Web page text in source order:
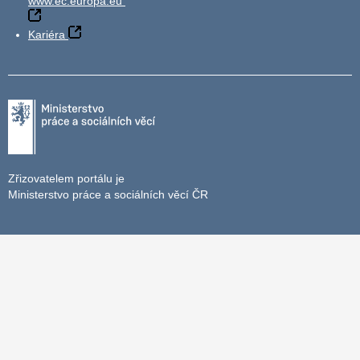
Kariéra
Zřizovatelem portálu je
Ministerstvo práce a sociálních věcí ČR